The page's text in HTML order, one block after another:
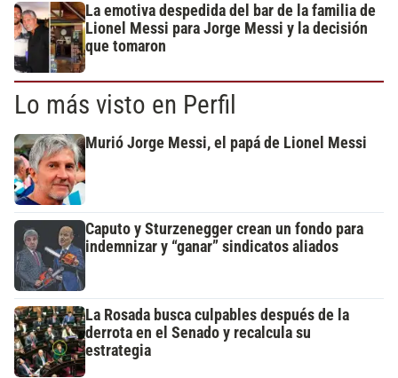
La emotiva despedida del bar de la familia de
Lionel Messi para Jorge Messi y la decisión
que tomaron
Lo más visto en Perfil
Murió Jorge Messi, el papá de Lionel Messi
Caputo y Sturzenegger crean un fondo para
indemnizar y “ganar” sindicatos aliados
La Rosada busca culpables después de la
derrota en el Senado y recalcula su
estrategia